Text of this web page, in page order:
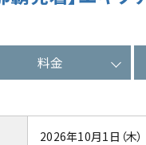
料金
2026年10月1日（木）